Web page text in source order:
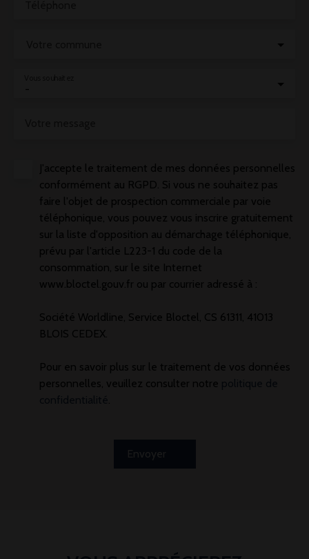
-
J'accepte le traitement de mes données personnelles
conformément au RGPD. Si vous ne souhaitez pas
faire l'objet de prospection commerciale par voie
téléphonique, vous pouvez vous inscrire gratuitement
sur la liste d'opposition au démarchage téléphonique,
prévu par l'article L223-1 du code de la
consommation, sur le site Internet
www.bloctel.gouv.fr ou par courrier adressé à :
Société Worldline, Service Bloctel, CS 61311, 41013
BLOIS CEDEX.
Pour en savoir plus sur le traitement de vos données
personnelles, veuillez consulter notre